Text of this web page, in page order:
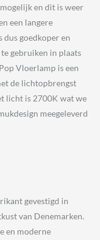
en dit is weer
een langere
goedkoper en
gebruiken in plaats
Vloerlamp is een
de lichtopbrengst
licht is 2700K wat we
meegeleverd
gevestigd in
van Denemarken.
en moderne